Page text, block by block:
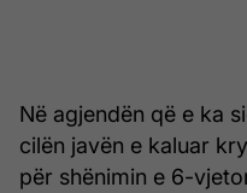
Në agjendën që e ka
cilën javën e kaluar
për shënimin e 6-